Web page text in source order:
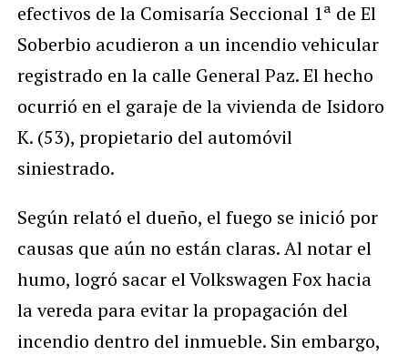
efectivos de la Comisaría Seccional 1ª de El
Soberbio acudieron a un incendio vehicular
registrado en la calle General Paz. El hecho
ocurrió en el garaje de la vivienda de Isidoro
K. (53), propietario del automóvil
siniestrado.
Según relató el dueño, el fuego se inició por
causas que aún no están claras. Al notar el
humo, logró sacar el Volkswagen Fox hacia
la vereda para evitar la propagación del
incendio dentro del inmueble. Sin embargo,